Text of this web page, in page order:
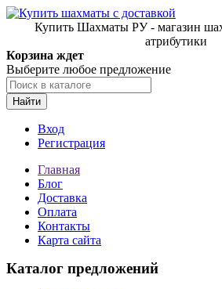
Купить Шахматы РУ - магазин
атрибутики
Корзина ждет
Выберите любое предложение
Найти
Вход
Регистрация
Главная
Блог
Доставка
Оплата
Контакты
Карта сайта
Каталог предложений